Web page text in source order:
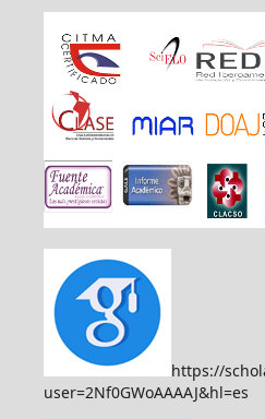
https://
user=2Nf0GWoAAAAJ&hl=es